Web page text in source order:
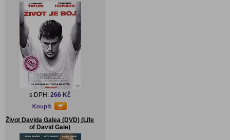
s DPH: 266 Kč
Život Davida Galea (DVD) (Life
of David Gale)